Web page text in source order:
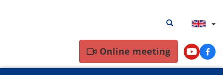
Search
results
Search results
Online meeting Youtube